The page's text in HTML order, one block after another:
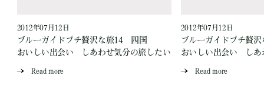
2012年07月12日
ブルーガイドプチ贅沢な旅14 四国
おいしい出会い しあわせ気分の旅したい
Read more
2012年07月12日
ブルーガイドプチ贅
おいしい出会い しあ
Read more